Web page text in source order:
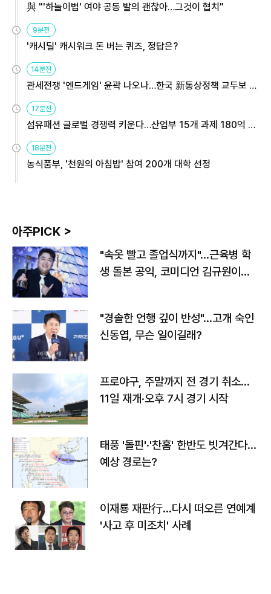
與 "'하늘이법' 여야 공동 발의 괜찮아…그것이 협치"
9분전
'캐시딜' 캐시워크 돈 버는 퀴즈, 정답은?
14분전
관세전쟁 '엔드게임' 윤곽 나오나…한국 新통상정책 교두보 활
17분전
섬유패션 글로벌 경쟁력 키운다…산업부 15개 과제 180억 지
18분전
농식품부, '천원의 아침밥' 참여 200개 대학 선정
아주PICK >
"속옷 빨고 졸업식까지"…근육병 학
생 돌본 공익, 코미디언 김규원이었
"경솔한 언행 깊이 반성"…고개 숙인
신동엽, 무슨 일이길래?
프로야구, 주말까지 전 경기 취소…
11일 재개·오후 7시 경기 시작
태풍 '돌핀'·'찬홈' 한반도 빗겨간다…
예상 경로는?
이재룡 재판行…다시 떠오른 연예계
'사고 후 미조치' 사례